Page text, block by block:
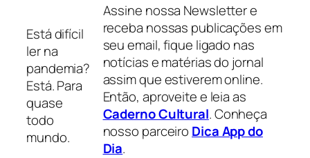
Está difícil
ler na
pandemia?
Está. Para
quase
todo
mundo.
Assine nossa Newsletter e
receba nossas publicações em
seu email, fique ligado nas
notícias e matérias do jornal
assim que estiverem online.
Então, aproveite e leia as
Caderno Cultural. Conheça
nosso parceiro Dica App do
Dia.